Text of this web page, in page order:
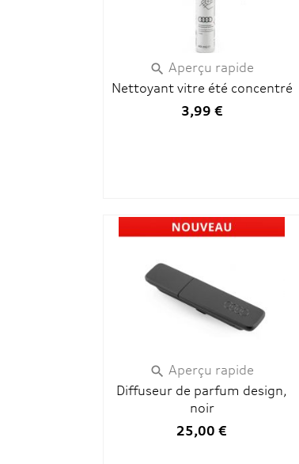
 Aperçu rapide
Nettoyant vitre été concentré
3,99 €
 Aperçu rapide
Diffuseur de parfum design,
noir
25,00 €